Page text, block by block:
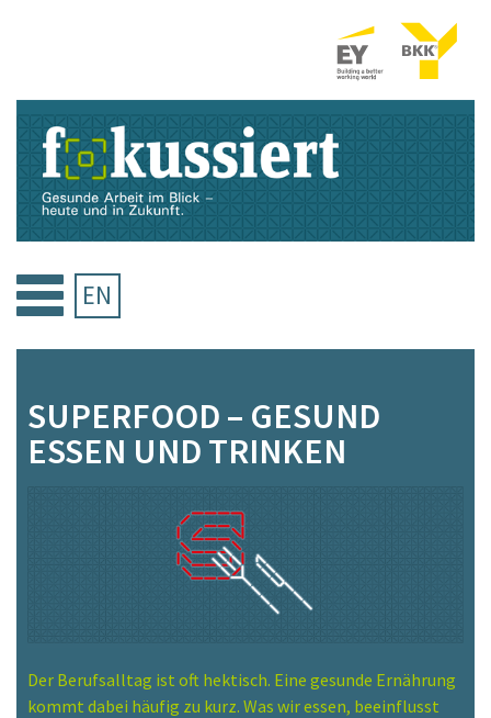
EN
SUPERFOOD – GESUND
ESSEN UND TRINKEN
Der Berufsalltag ist oft hektisch. Eine gesunde Ernährung
kommt dabei häufig zu kurz. Was wir essen, beeinflusst